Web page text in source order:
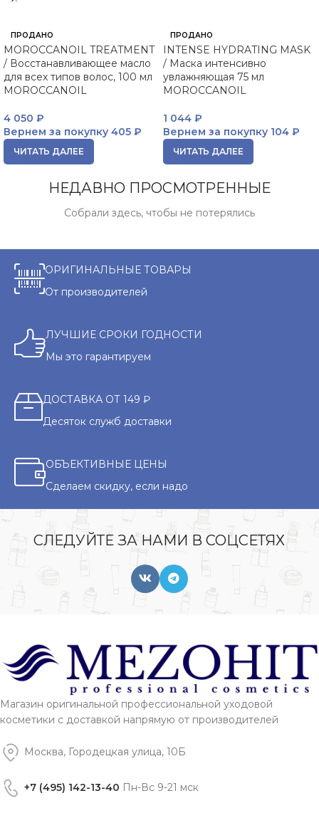
ПРОДАНО
MOROCCANOIL TREATMENT
/ Восстанавливающее масло
для всех типов волос, 100 мл
MOROCCANOIL
4 050 ₽
Вернем за покупку 405 ₽
ЧИТАТЬ ДАЛЕЕ
ПРОДАНО
INTENSE HYDRATING MASK
/ Маска интенсивно
увлажняющая 75 мл
MOROCCANOIL
1 044 ₽
Вернем за покупку 104 ₽
ЧИТАТЬ ДАЛЕЕ
НЕДАВНО ПРОСМОТРЕННЫЕ
Собрали здесь, чтобы не потерялись
ОРИГИНАЛЬНЫЕ ТОВАРЫ
От производителей
ЛУЧШИЕ СРОКИ ГОДНОСТИ
Мы это гарантируем
ДОСТАВКА ОТ 149 ₽
Десяток служб доставки
ОБЪЕКТИВНЫЕ ЦЕНЫ
Сделаем скидку, если надо
СЛЕДУЙТЕ ЗА НАМИ В СОЦСЕТЯХ
Магазин оригинальной профессиональной уходовой
косметики с доставкой напрямую от производителей
Москва, Городецкая улица, 10Б
+7 (495) 142-13-40 Пн-Вс 9-21 мск